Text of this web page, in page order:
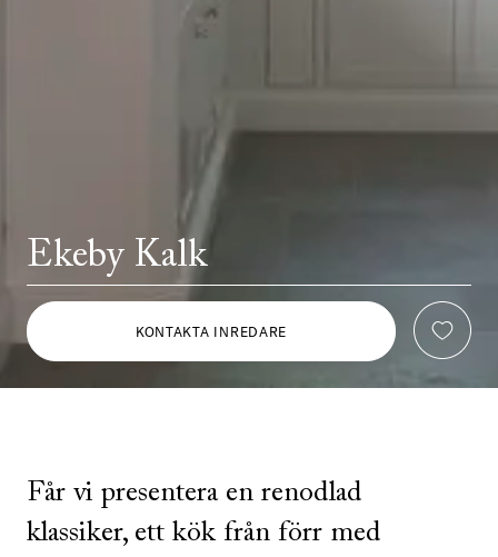
Ekeby Kalk
KONTAKTA INREDARE
Får vi presentera en renodlad
klassiker, ett kök från förr med